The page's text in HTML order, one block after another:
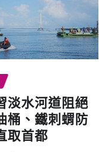
淡水河道阻絕
、鐵刺蝟防
取首都